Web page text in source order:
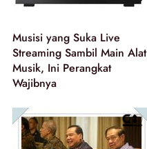
Musisi yang Suka Live
Streaming Sambil Main Alat
Musik, Ini Perangkat
Wajibnya